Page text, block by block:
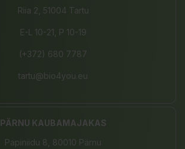
Riia 2, 51004 Tartu
E-L 10-21, P 10-19
(+372) 680 7787
tartu@bio4you.eu
PÄRNU KAUBAMAJAKAS
Papiniidu 8, 80010 Pärnu